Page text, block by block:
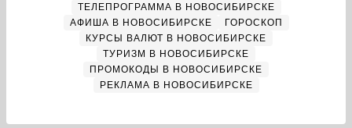
ТЕЛЕПРОГРАММА В НОВОСИБИРСКЕ
АФИША В НОВОСИБИРСКЕ
ГОРОСКОП
КУРСЫ ВАЛЮТ В НОВОСИБИРСКЕ
ТУРИЗМ В НОВОСИБИРСКЕ
ПРОМОКОДЫ В НОВОСИБИРСКЕ
РЕКЛАМА В НОВОСИБИРСКЕ